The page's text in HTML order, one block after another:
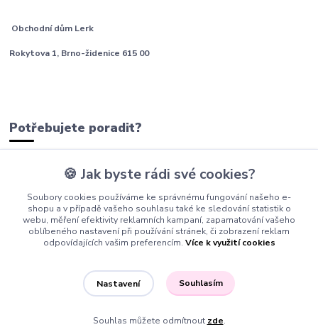
Obchodní dům Lerk
Rokytova 1, Brno-židenice 615 00
Potřebujete poradit?
+420 605 277 576
info@barfici.cz
Vytvořeno na Eshop-rychle.cz
🍪 Jak byste rádi své cookies?
Soubory cookies používáme ke správnému fungování našeho e-
shopu a v případě vašeho souhlasu také ke sledování statistik o
webu, měření efektivity reklamních kampaní, zapamatování vašeho
oblíbeného nastavení při používání stránek, či zobrazení reklam
odpovídajících vašim preferencím. Více k využití cookies
Nastavení Souhlasím
Souhlas můžete odmítnout zde.